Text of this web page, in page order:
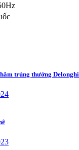
trúng thưởng Delonghi